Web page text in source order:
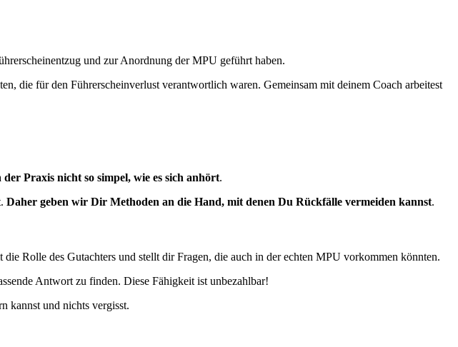
und zur Anordnung der MPU geführt haben.
die für den Führerscheinverlust verantwortlich waren. Gemeinsam mit deinem Coach arbeitest
Praxis nicht so simpel, wie es sich anhört.
Daher geben wir Dir Methoden an die Hand, mit denen Du Rückfälle vermeiden kannst.
Rolle des Gutachters und stellt dir Fragen, die auch in der echten MPU vorkommen könnten.
Antwort zu finden. Diese Fähigkeit ist unbezahlbar!
kannst und nichts vergisst.